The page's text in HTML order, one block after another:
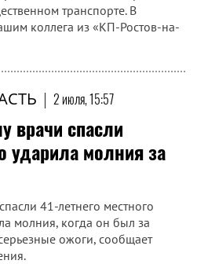
транспорте. В
коллега из «КП-Ростов-на-
| 2 июля, 15:57
врачи спасли
ударила молния за
41-летнего местного
молния, когда он был за
ожоги, сообщает